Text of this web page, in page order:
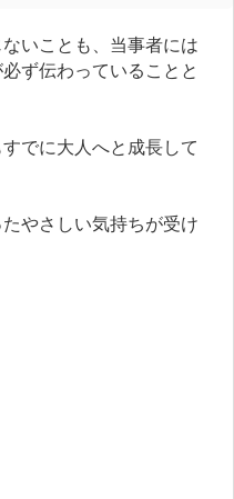
いことも、当事者には
ず伝わっていることと
でに大人へと成長して
やさしい気持ちが受け